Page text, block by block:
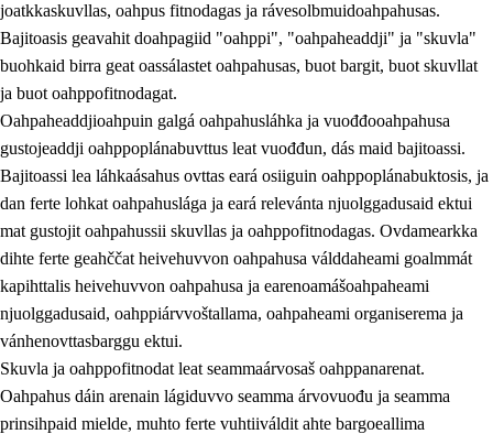
joatkkaskuvllas, oahpus fitnodagas ja rávesolbmuidoahpahusas.
Bajitoasis geavahit doahpagiid "oahppi", "oahpaheaddji" ja "skuvla"
buohkaid birra geat oassálastet oahpahusas, buot bargit, buot skuvllat
ja buot oahppofitnodagat.
Oahpaheaddjioahpuin galgá oahpahusláhka ja vuođđooahpahusa
gustojeaddji oahppoplánabuvttus leat vuođđun, dás maid bajitoassi.
Bajitoassi lea láhkaásahus ovttas eará osiiguin oahppoplánabuktosis, ja
dan ferte lohkat oahpahuslága ja eará relevánta njuolggadusaid ektui
mat gustojit oahpahussii skuvllas ja oahppofitnodagas. Ovdamearkka
dihte ferte geahččat heivehuvvon oahpahusa válddaheami goalmmát
kapihttalis heivehuvvon oahpahusa ja earenoamášoahpaheami
njuolggadusaid, oahppiárvvoštallama, oahpaheami organiserema ja
vánhenovttasbarggu ektui.
Skuvla ja oahppofitnodat leat seammaárvosaš oahppanarenat.
Oahpahus dáin arenain lágiduvvo seamma árvovuođu ja seamma
prinsihpaid mielde, muhto ferte vuhtiiváldit ahte bargoeallima